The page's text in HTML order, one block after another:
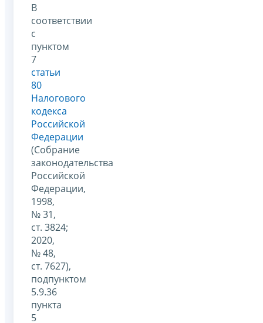
В
соответствии
с
пунктом
7
статьи
80
Налогового
кодекса
Российской
Федерации
(Собрание
законодательства
Российской
Федерации,
1998,
№ 31,
ст. 3824;
2020,
№ 48,
ст. 7627),
подпунктом
5.9.36
пункта
5